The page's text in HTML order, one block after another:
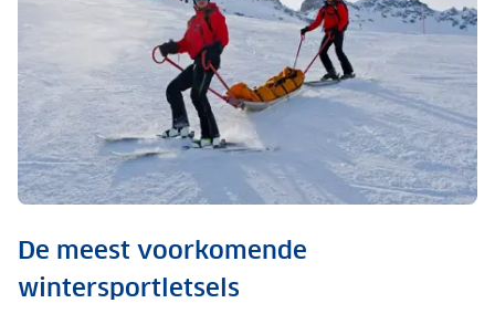
De meest voorkomende
wintersportletsels